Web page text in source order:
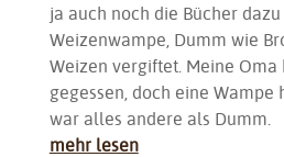
ja auch noch die Bücher
Weizenwampe, Dumm wie
Weizen vergiftet. Meine
gegessen, doch eine Wampe
war alles andere als Dumm.
mehr lesen